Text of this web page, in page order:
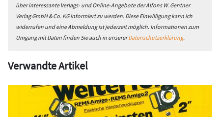
über interessante Verlags- und Online-Angebote der Alfons W. Gentner
Verlag GmbH & Co. KG informiert zu werden. Diese Einwilligung kann ich
widerrufen und eine Abmeldung ist jederzeit möglich. Informationen zum
Umgang mit Daten finden Sie auch in unsererDatenschutzerklärung.
Verwandte Artikel